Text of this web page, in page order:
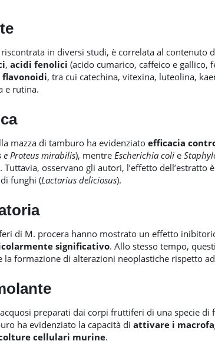
in diversi studi, è correlata al contenuto
, acidi fenolici (acido cumarico, caffeico e gallico,
flavonoidi, tra cui catechina, vitexina, luteolina,
e rutina.
mazza di tamburo ha evidenziato efficacia
e Proteus mirabilis), mentre Escherichia coli e
osservano gli autori, l’effetto dell’estratto
funghi (Lactarius deliciosus).
di M. procera hanno mostrato un effetto
significativo. Allo stesso tempo,
formazione di alterazioni neoplastiche rispetto
preparati dai corpi fruttiferi di una specie di
ha evidenziato la capacità di attivare i
cellulari murine.